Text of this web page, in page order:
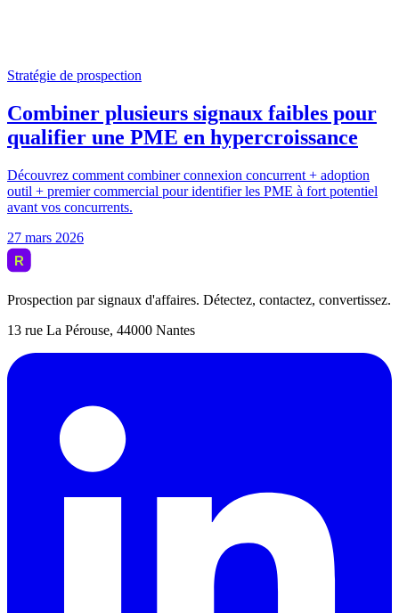
Prospection par signaux d'affaires. Détectez, contactez, convertissez.
13 rue La Pérouse, 44000 Nantes